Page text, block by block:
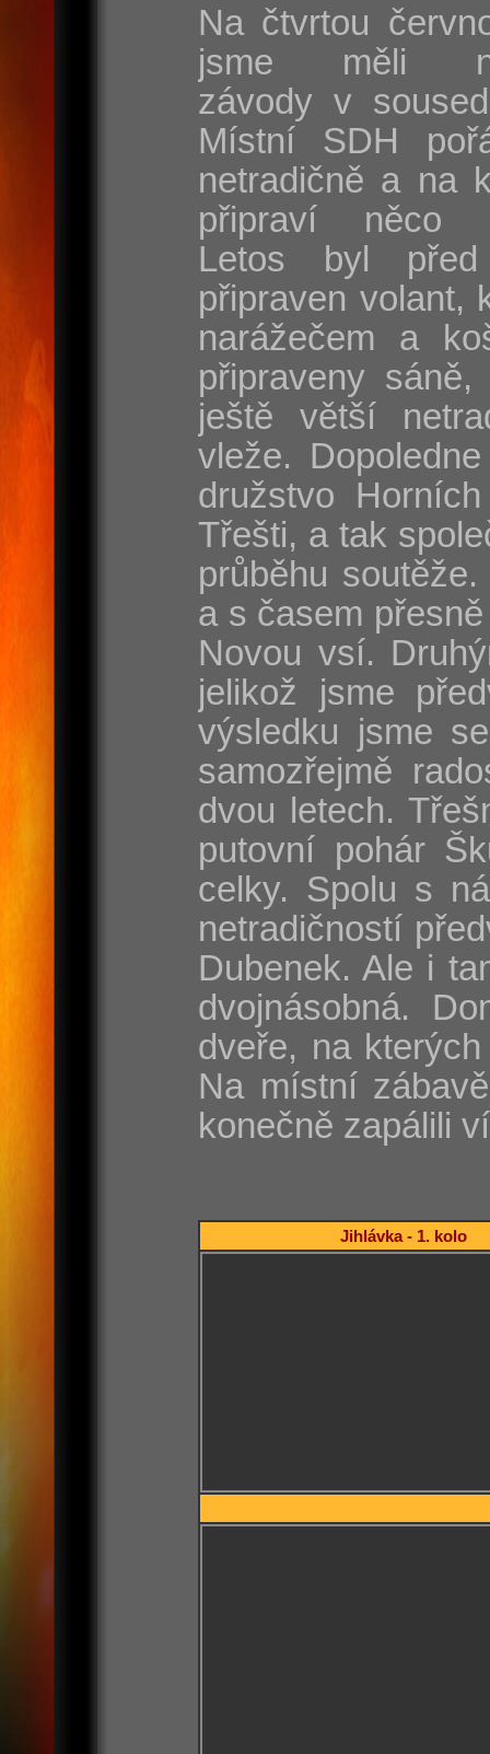
Na čtvrtou
jsme měli
závody v
Místní SDH
netradičně a na
připraví něco
Letos byl před
připraven volant,
narážečem a
připraveny
ještě větší
vleže.
družstvo
Třešti, a tak
průběhu
a s časem
Novou vsí.
jelikož jsme
výsledku jsme
samozřejmě
dvou letech.
putovní pohár
celky. Spolu s
netradičností
Dubenek. Ale i
dvojnásobná.
dveře, na
Na místní
konečně zapálili
Jihlávka - 1. kolo